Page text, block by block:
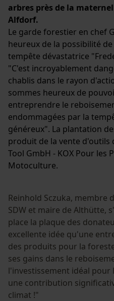
arbres près de la
Alfdorf.
Le garde forestier en chef
heureux de la possibilité
tempête dévastatrice
"C'est incroyablement
chablis dans le rayon
sommes heureux de
entreprendre le
endommagées par la
généreux". La plantation
produit de la vente d'outils
Tool GmbH - KOX Pour les
Motoculture.
Reinhold Sczuka, membre
SDW et maire de Althütte,
place la plaque des
excellente idée qu'une
des produits pour la
ses gains dans le
l'investissement idéal pour
une contribution
climat !"